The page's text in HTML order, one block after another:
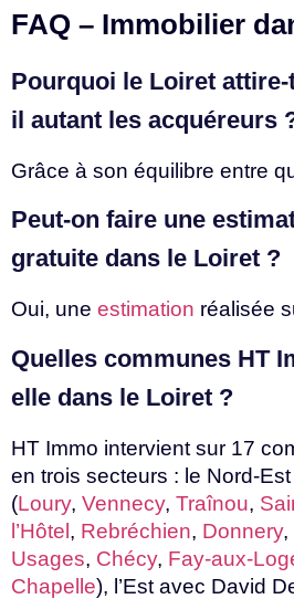
FAQ – Immobilier
Pourquoi le Loiret attire-
il autant les acquéreurs
Grâce à son équilibre entre
Peut-on faire une
gratuite dans le Loiret ?
Oui, une estimation réalisée
Quelles communes HT
elle dans le Loiret ?
HT Immo intervient sur 17
en trois secteurs : le Nord-
(Loury, Vennecy, Traînou,
l’Hôtel, Rebréchien, Donnery,
Usages, Chécy, Fay-aux-
Chapelle), l’Est avec David